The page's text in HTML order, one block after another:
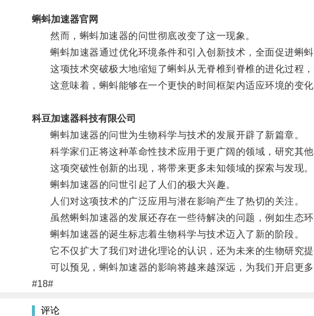
蝌蚪加速器官网
然而，蝌蚪加速器的问世彻底改变了这一现象。
蝌蚪加速器通过优化环境条件和引入创新技术，全面促进蝌蚪
这项技术突破极大地缩短了蝌蚪从无脊椎到脊椎的进化过程，
这意味着，蝌蚪能够在一个更快的时间框架内适应环境的变化
科豆加速器科技有限公司
蝌蚪加速器的问世为生物科学与技术的发展开辟了新篇章。
科学家们正将这种革命性技术应用于更广阔的领域，研究其他
这项突破性创新的出现，将带来更多未知领域的探索与发现。
蝌蚪加速器的问世引起了人们的极大兴趣。
人们对这项技术的广泛应用与潜在影响产生了热切的关注。
虽然蝌蚪加速器的发展还存在一些待解决的问题，例如生态环
蝌蚪加速器的诞生标志着生物科学与技术迈入了新的阶段。
它不仅扩大了我们对进化理论的认识，还为未来的生物研究提
可以预见，蝌蚪加速器的影响将越来越深远，为我们开启更多
#18#
评论